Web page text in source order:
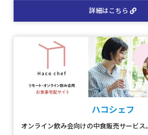
詳細はこちら
ハコシェフ
オンライン飲み会向けの中食販売サービス。